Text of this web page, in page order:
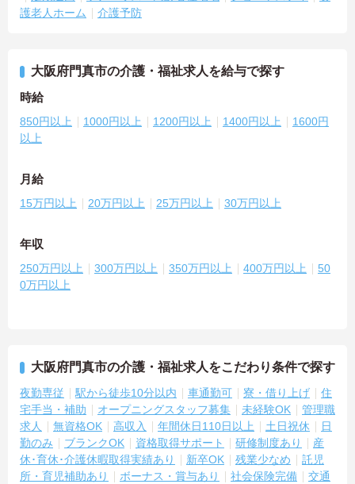
護老人ホーム
介護予防
大阪府門真市の介護・福祉求人を給与で探す
時給
850円以上 1000円以上 1200円以上 1400円以上
1600円
以上
月給
15万円以上 20万円以上 25万円以上 30万円以上
年収
250万円以上 300万円以上 350万円以上 400万円以上
50
0万円以上
大阪府門真市の介護・福祉求人をこだわり条件で探す
夜勤専従 駅から徒歩10分以内 車通勤可 寮・借り上げ
住
宅手当・補助
オープニングスタッフ募集 未経験OK
管理職
求人
無資格OK 高収入 年間休日110日以上 土日祝休
日
勤のみ
ブランクOK 資格取得サポート 研修制度あり
産
休･育休･介護休暇取得実績あり
新卒OK 残業少なめ
託児
所・育児補助あり
ボーナス・賞与あり 社会保険完備
交通